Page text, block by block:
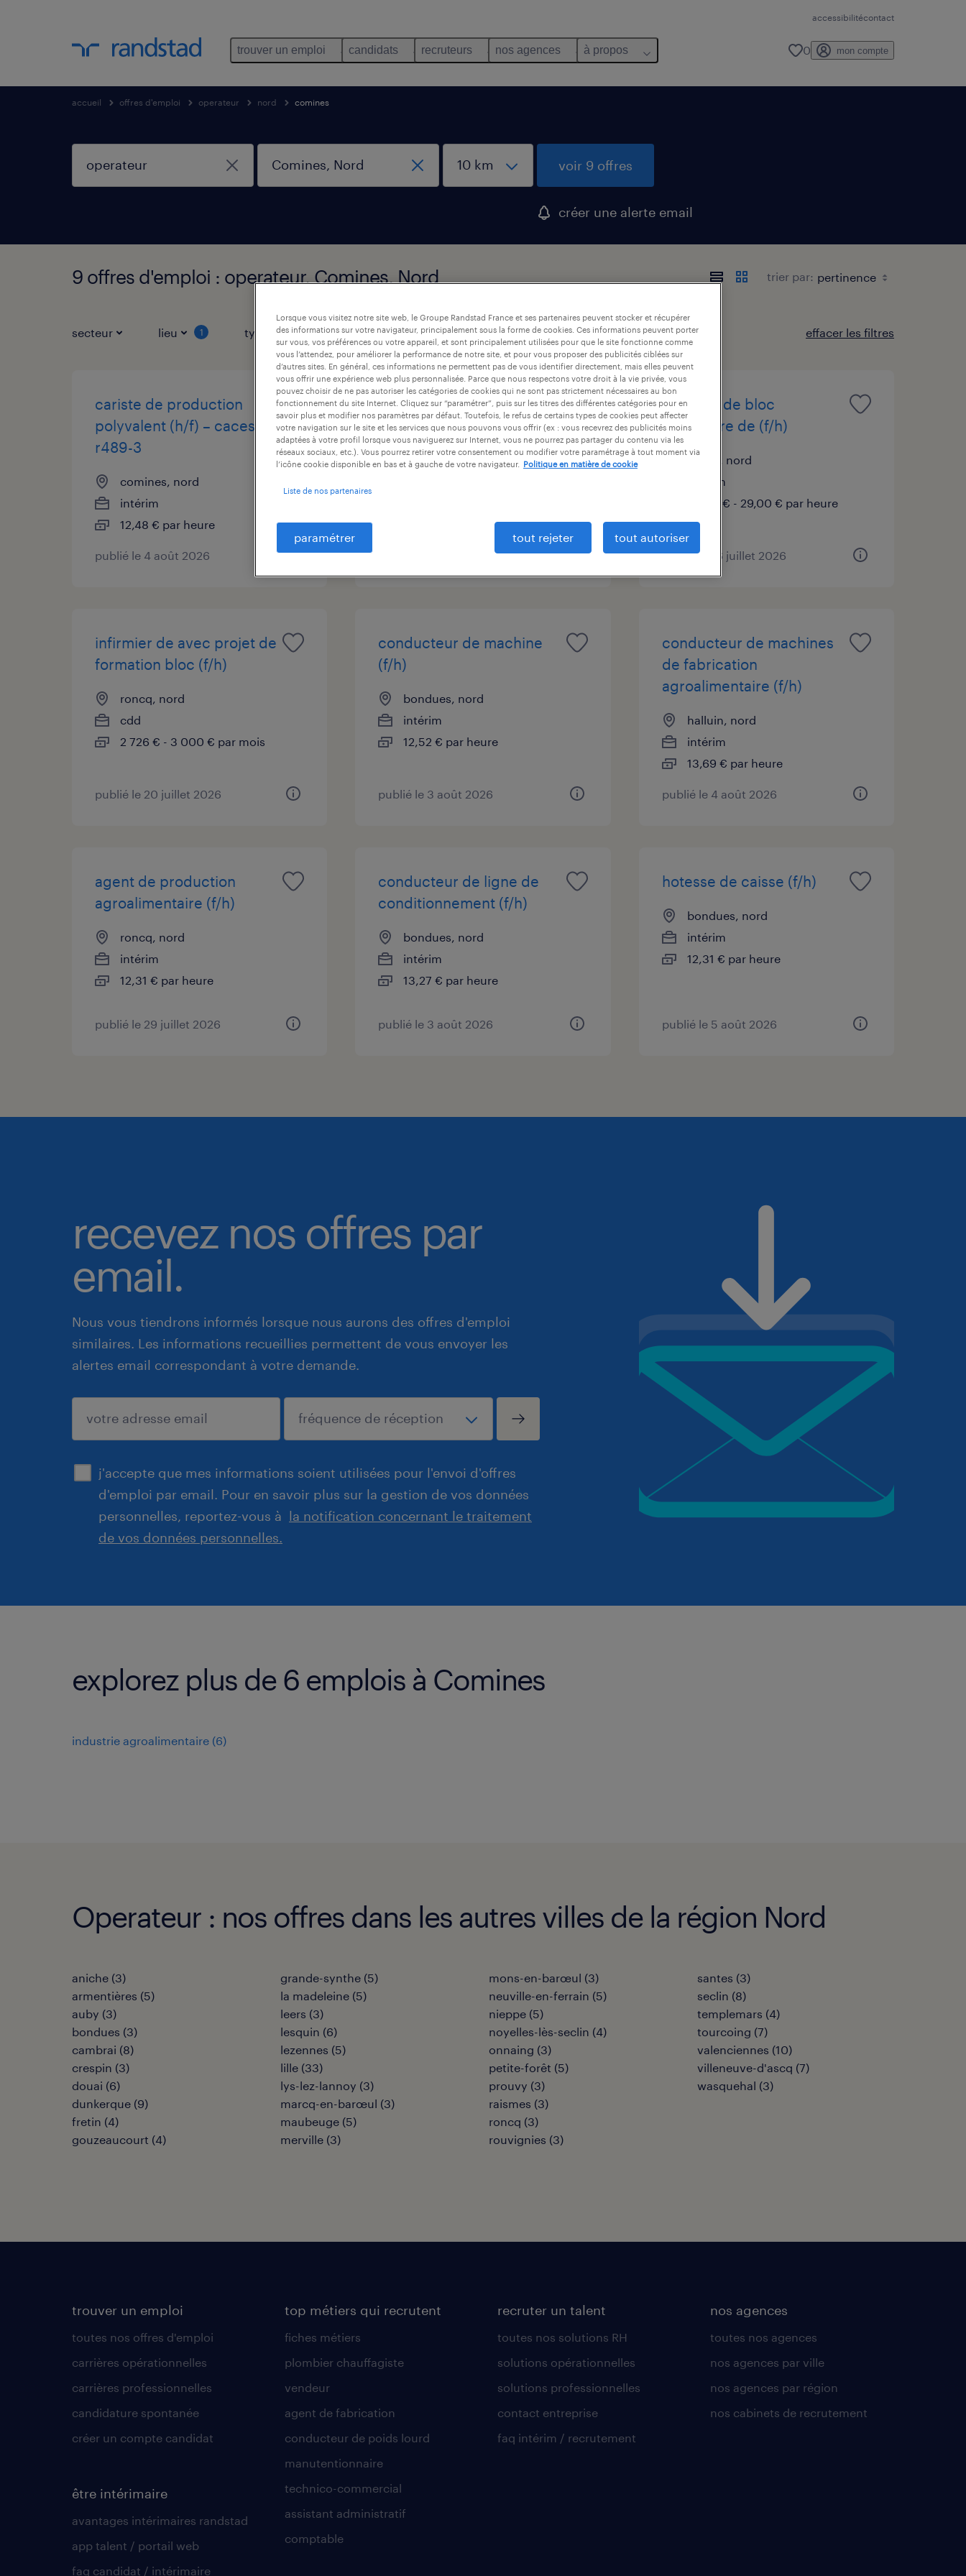
accessibilitécontact
trouver un emploi candidats recruteurs nos agences à propos 0 mon compte
accueil offres d'emploi operateur nord comines
voir 9 offres
créer une alerte email
9 offres d'emploi : operateur, Comines, Nord trier par:
secteur lieu 1 type de contrat durée du contrat niveau d'expérience effacer les filtres
cariste de production
polyvalent (h/f) – caces
r489-3
comines, nord
intérim
12,48 € par heure
publié le 4 août 2026
agent de production
agroalimentaire (f/h)
comines, nord
infirmier de bloc
opératoire de (f/h)
roncq, nord
intérim
26,00 € - 29,00 € par heure
publié le 16 juillet 2026
infirmier de avec projet de
formation bloc (f/h)
roncq, nord
cdd
2 726 € - 3 000 € par mois
publié le 20 juillet 2026
conducteur de machine
(f/h)
bondues, nord
intérim
12,52 € par heure
publié le 3 août 2026
conducteur de machines
de fabrication
agroalimentaire (f/h)
halluin, nord
intérim
13,69 € par heure
publié le 4 août 2026
agent de production
agroalimentaire (f/h)
roncq, nord
intérim
12,31 € par heure
publié le 29 juillet 2026
conducteur de ligne de
conditionnement (f/h)
bondues, nord
intérim
13,27 € par heure
publié le 3 août 2026
hotesse de caisse (f/h)
bondues, nord
intérim
12,31 € par heure
publié le 5 août 2026
recevez nos offres par
email.
Nous vous tiendrons informés lorsque nous aurons des offres d'emploi
similaires. Les informations recueillies permettent de vous envoyer les
alertes email correspondant à votre demande.
j'accepte que mes informations soient utilisées pour l'envoi d'offres
d'emploi par email. Pour en savoir plus sur la gestion de vos données
personnelles, reportez-vous à la notification concernant le traitement
de vos données personnelles.
enregistrer
explorez plus de 6 emplois à Comines
industrie agroalimentaire (6)
Operateur : nos offres dans les autres villes de la région Nord
aniche (3)
armentières (5)
auby (3)
bondues (3)
cambrai (8)
crespin (3)
douai (6)
dunkerque (9)
fretin (4)
gouzeaucourt (4)
grande-synthe (5)
la madeleine (5)
leers (3)
lesquin (6)
lezennes (5)
lille (33)
lys-lez-lannoy (3)
marcq-en-barœul (3)
maubeuge (5)
merville (3)
mons-en-barœul (3)
neuville-en-ferrain (5)
nieppe (5)
noyelles-lès-seclin (4)
onnaing (3)
petite-forêt (5)
prouvy (3)
raismes (3)
roncq (3)
rouvignies (3)
santes (3)
seclin (8)
templemars (4)
tourcoing (7)
valenciennes (10)
villeneuve-d'ascq (7)
wasquehal (3)
trouver un emploi
toutes nos offres d'emploi
carrières opérationnelles
carrières professionnelles
candidature spontanée
créer un compte candidat
être intérimaire
avantages intérimaires randstad
app talent / portail web
faq candidat / intérimaire
top métiers qui recrutent
fiches métiers
plombier chauffagiste
vendeur
agent de fabrication
conducteur de poids lourd
manutentionnaire
technico-commercial
assistant administratif
comptable
recruter un talent
toutes nos solutions RH
solutions opérationnelles
solutions professionnelles
contact entreprise
faq intérim / recrutement
nos agences
toutes nos agences
nos agences par ville
nos agences par région
nos cabinets de recrutement
Lorsque vous visitez notre site web, le Groupe Randstad France et ses partenaires peuvent stocker et récupérer
des informations sur votre navigateur, principalement sous la forme de cookies. Ces informations peuvent porter
sur vous, vos préférences ou votre appareil, et sont principalement utilisées pour que le site fonctionne comme
vous l’attendez, pour améliorer la performance de notre site, et pour vous proposer des publicités ciblées sur
d’autres sites. En général, ces informations ne permettent pas de vous identifier directement, mais elles peuvent
vous offrir une expérience web plus personnalisée. Parce que nous respectons votre droit à la vie privée, vous
pouvez choisir de ne pas autoriser les catégories de cookies qui ne sont pas strictement nécessaires au bon
fonctionnement du site Internet. Cliquez sur “paramétrer”, puis sur les titres des différentes catégories pour en
savoir plus et modifier nos paramètres par défaut. Toutefois, le refus de certains types de cookies peut affecter
votre navigation sur le site et les services que nous pouvons vous offrir (ex : vous recevrez des publicités moins
adaptées à votre profil lorsque vous naviguerez sur Internet, vous ne pourrez pas partager du contenu via les
réseaux sociaux, etc.). Vous pourrez retirer votre consentement ou modifier votre paramétrage à tout moment via
l’icône cookie disponible en bas et à gauche de votre navigateur.
Politique en matière de cookie
Liste de nos partenaires
paramétrer tout rejeter tout autoriser